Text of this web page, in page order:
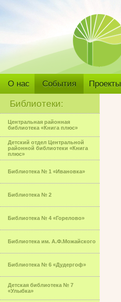
О нас События Проекты
Библиотеки:
Центральная районная
библиотека «Книга плюс»
Детский отдел Центральной
районной библиотеки «Книга
плюс»
Библиотека № 1 «Ивановка»
Библиотека № 2
Библиотека № 4 «Горелово»
Библиотека им. А.Ф.Можайского
Библиотека № 6 «Дудергоф»
Детская библиотека № 7
«Улыбка»